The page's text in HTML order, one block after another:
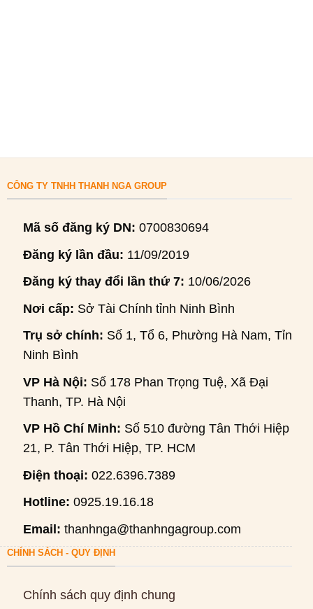
CÔNG TY TNHH THANH NGA GROUP
Mã số đăng ký DN: 0700830694
Đăng ký lần đầu: 11/09/2019
Đăng ký thay đổi lần thứ 7: 10/06/2026
Nơi cấp: Sở Tài Chính tỉnh Ninh Bình
Trụ sở chính: Số 1, Tổ 6, Phường Hà Nam, Tỉnh
Ninh Bình
VP Hà Nội: Số 178 Phan Trọng Tuệ, Xã Đại
Thanh, TP. Hà Nội
VP Hồ Chí Minh: Số 510 đường Tân Thới Hiệp
21, P. Tân Thới Hiệp, TP. HCM
Điện thoại: 022.6396.7389
Hotline: 0925.19.16.18
Email: thanhnga@thanhngagroup.com
CHÍNH SÁCH - QUY ĐỊNH
Chính sách quy định chung